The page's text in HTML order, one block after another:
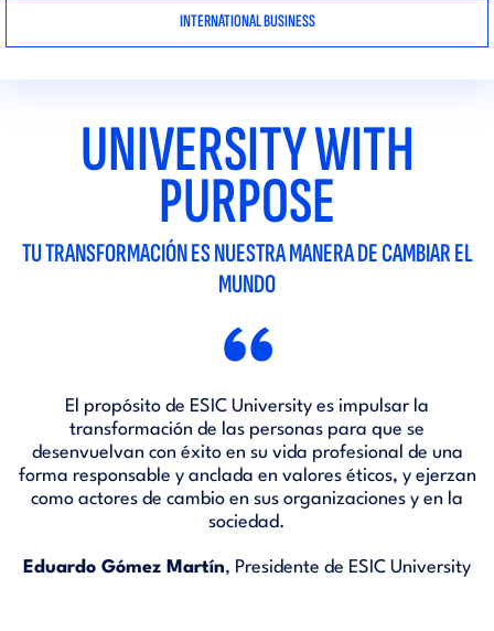
INTERNATIONAL BUSINESS
UNIVERSITY WITH
PURPOSE
TU TRANSFORMACIÓN ES NUESTRA MANERA DE CAMBIAR EL
MUNDO
“
El propósito de ESIC University es impulsar la
transformación de las personas para que se
desenvuelvan con éxito en su vida profesional de una
forma responsable y anclada en valores éticos, y ejerzan
como actores de cambio en sus organizaciones y en la
sociedad.
Eduardo Gómez Martín, Presidente de ESIC University